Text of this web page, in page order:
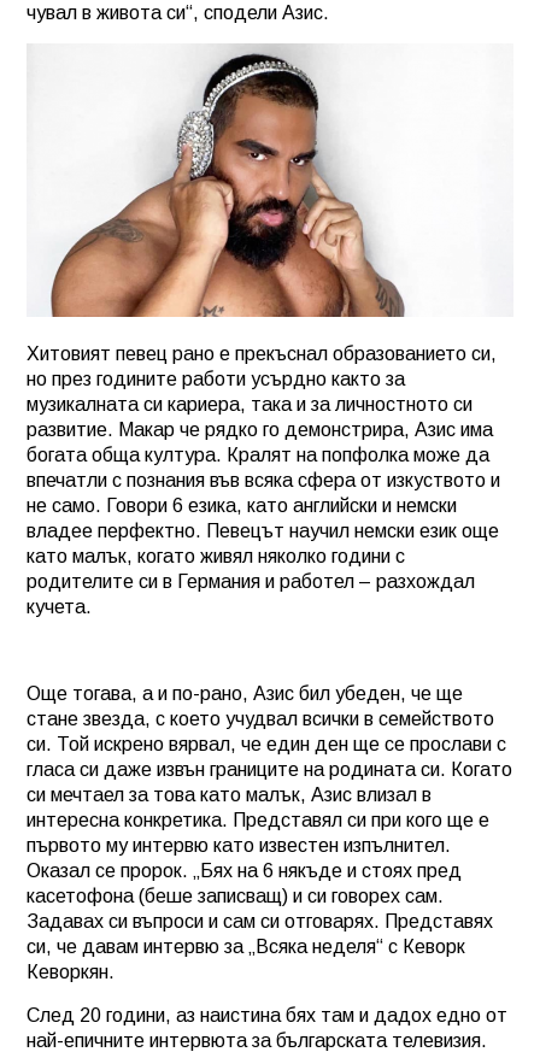
чувал в живота си“, сподели Азис.
Хитовият певец рано е прекъснал образованието си,
но през годините работи усърдно както за
музикалната си кариера, така и за личностното си
развитие. Макар че рядко го демонстрира, Азис има
богата обща култура. Кралят на попфолка може да
впечатли с познания във всяка сфера от изкуството и
не само. Говори 6 езика, като английски и немски
владее перфектно. Певецът научил немски език още
като малък, когато живял няколко години с
родителите си в Германия и работел – разхождал
кучета.
Още тогава, а и по-рано, Азис бил убеден, че ще
стане звезда, с което учудвал всички в семейството
си. Той искрено вярвал, че един ден ще се прослави с
гласа си даже извън границите на родината си. Когато
си мечтаел за това като малък, Азис влизал в
интересна конкретика. Представял си при кого ще е
първото му интервю като известен изпълнител.
Оказал се пророк. „Бях на 6 някъде и стоях пред
касетофона (беше записващ) и си говорех сам.
Задавах си въпроси и сам си отговарях. Представях
си, че давам интервю за „Всяка неделя“ с Кеворк
Кеворкян.
След 20 години, аз наистина бях там и дадох едно от
най-епичните интервюта за българската телевизия.